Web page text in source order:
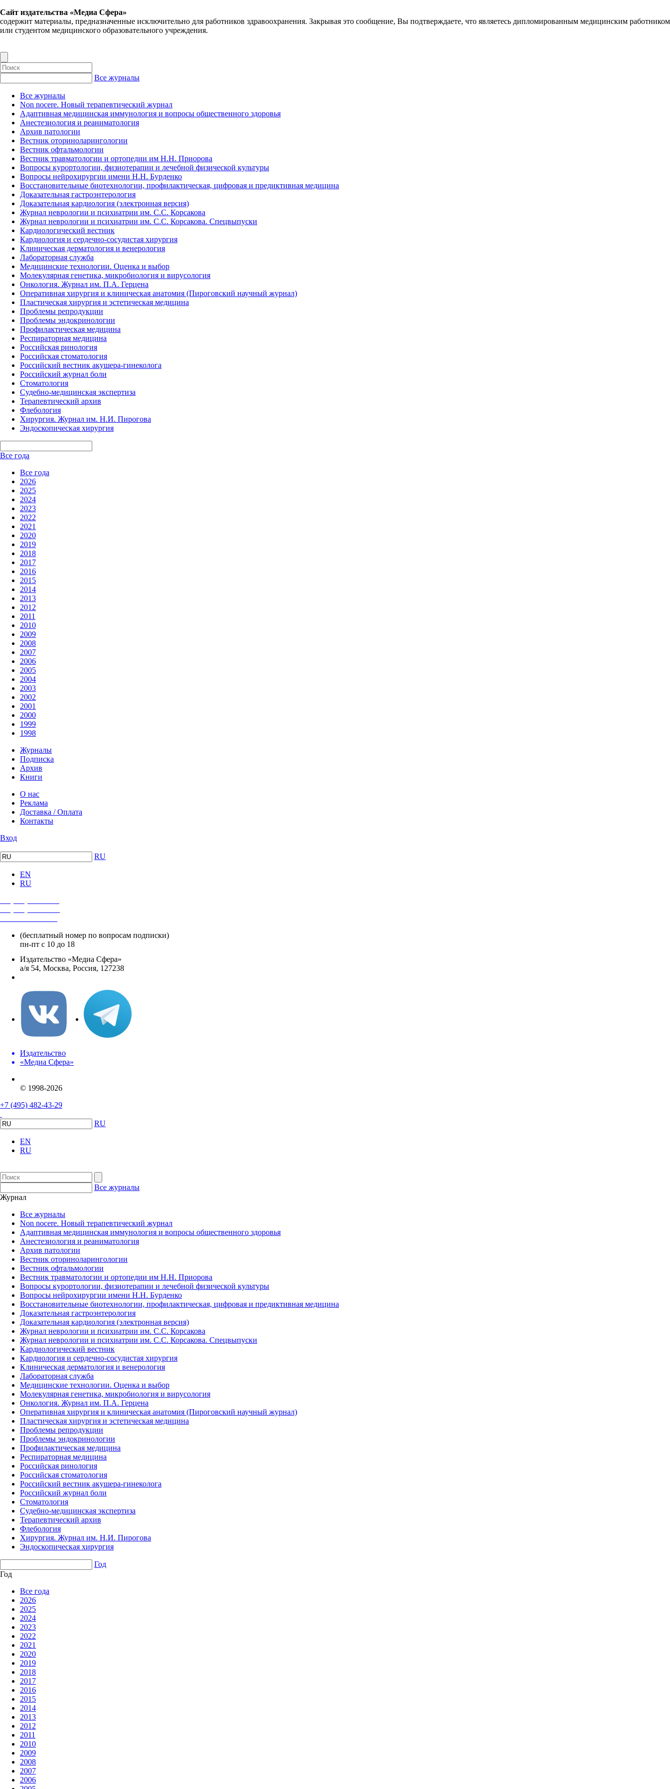
Сайт издательства «Медиа Сфера»
содержит материалы, предназначенные исключительно для работников здравоохранения. Закрывая это сообщение, Вы подтверждаете, что являетесь дипломированным медицинским работником
или студентом медицинского образовательного учреждения.
Все журналы
Все журналы
Non nocere. Новый терапевтический журнал
Адаптивная медицинская иммунология и вопросы общественного здоровья
Анестезиология и реаниматология
Архив патологии
Вестник оториноларингологии
Вестник офтальмологии
Вестник травматологии и ортопедии им Н.Н. Приорова
Вопросы курортологии, физиотерапии и лечебной физической культуры
Вопросы нейрохирургии имени Н.Н. Бурденко
Восстановительные биотехнологии, профилактическая, цифровая и предиктивная медицина
Доказательная гастроэнтерология
Доказательная кардиология (электронная версия)
Журнал неврологии и психиатрии им. С.С. Корсакова
Журнал неврологии и психиатрии им. С.С. Корсакова. Спецвыпуски
Кардиологический вестник
Кардиология и сердечно-сосудистая хирургия
Клиническая дерматология и венерология
Лабораторная служба
Медицинские технологии. Оценка и выбор
Молекулярная генетика, микробиология и вирусология
Онкология. Журнал им. П.А. Герцена
Оперативная хирургия и клиническая анатомия (Пироговский научный журнал)
Пластическая хирургия и эстетическая медицина
Проблемы репродукции
Проблемы эндокринологии
Профилактическая медицина
Респираторная медицина
Российская ринология
Российская стоматология
Российский вестник акушера-гинеколога
Российский журнал боли
Стоматология
Судебно-медицинская экспертиза
Терапевтический архив
Флебология
Хирургия. Журнал им. Н.И. Пирогова
Эндоскопическая хирургия
Все года
Все года
2026
2025
2024
2023
2022
2021
2020
2019
2018
2017
2016
2015
2014
2013
2012
2011
2010
2009
2008
2007
2006
2005
2004
2003
2002
2001
2000
1999
1998
Журналы
Подписка
Архив
Книги
О нас
Реклама
Доставка / Оплата
Контакты
Вход
RU
EN
RU
(бесплатный номер по вопросам подписки)
пн-пт с 10 до 18
Издательство «Медиа Сфера»
а/я 54, Москва, Россия, 127238
Издательство
«Медиа Сфера»
© 1998-2026
+7 (495) 482-43-29
RU
EN
RU
Все журналы
Журнал
Все журналы
Non nocere. Новый терапевтический журнал
Адаптивная медицинская иммунология и вопросы общественного здоровья
Анестезиология и реаниматология
Архив патологии
Вестник оториноларингологии
Вестник офтальмологии
Вестник травматологии и ортопедии им Н.Н. Приорова
Вопросы курортологии, физиотерапии и лечебной физической культуры
Вопросы нейрохирургии имени Н.Н. Бурденко
Восстановительные биотехнологии, профилактическая, цифровая и предиктивная медицина
Доказательная гастроэнтерология
Доказательная кардиология (электронная версия)
Журнал неврологии и психиатрии им. С.С. Корсакова
Журнал неврологии и психиатрии им. С.С. Корсакова. Спецвыпуски
Кардиологический вестник
Кардиология и сердечно-сосудистая хирургия
Клиническая дерматология и венерология
Лабораторная служба
Медицинские технологии. Оценка и выбор
Молекулярная генетика, микробиология и вирусология
Онкология. Журнал им. П.А. Герцена
Оперативная хирургия и клиническая анатомия (Пироговский научный журнал)
Пластическая хирургия и эстетическая медицина
Проблемы репродукции
Проблемы эндокринологии
Профилактическая медицина
Респираторная медицина
Российская ринология
Российская стоматология
Российский вестник акушера-гинеколога
Российский журнал боли
Стоматология
Судебно-медицинская экспертиза
Терапевтический архив
Флебология
Хирургия. Журнал им. Н.И. Пирогова
Эндоскопическая хирургия
Год
Год
Все года
2026
2025
2024
2023
2022
2021
2020
2019
2018
2017
2016
2015
2014
2013
2012
2011
2010
2009
2008
2007
2006